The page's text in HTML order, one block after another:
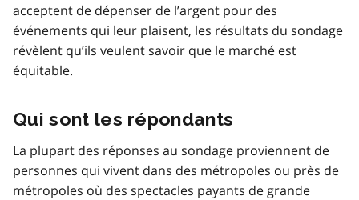
acceptent de dépenser de l’argent pour des
événements qui leur plaisent, les résultats du sondage
révèlent qu’ils veulent savoir que le marché est
équitable.
Qui sont les répondants
La plupart des réponses au sondage proviennent de
personnes qui vivent dans des métropoles ou près de
métropoles où des spectacles payants de grande